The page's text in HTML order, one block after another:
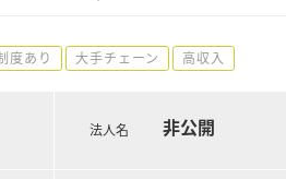
度あり 大手チェーン 高収入
法人名 非公開